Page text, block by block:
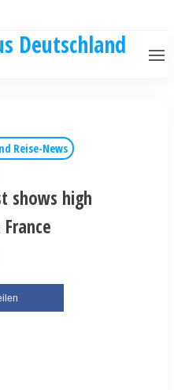
Deutschland
Reise-News
shows high